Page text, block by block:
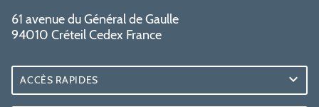
61 avenue du Général de Gaulle
94010 Créteil Cedex France
ACCÈS RAPIDES